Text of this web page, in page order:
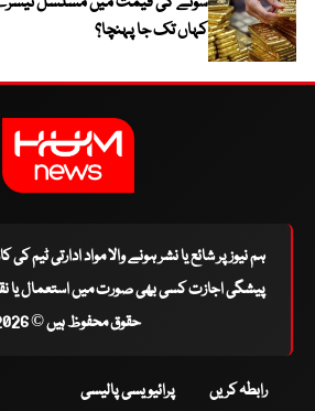
کہاں تک جا پہنچا؟
ہم نیوز پر شائع یا نشر ہونے والا مواد ادارتی ٹیم
پیشگی اجازت کسی بھی صورت میں استعمال یا
حقوق محفوظ ہیں © 2026
رابطہ کریں پرائیویسی پالیسی